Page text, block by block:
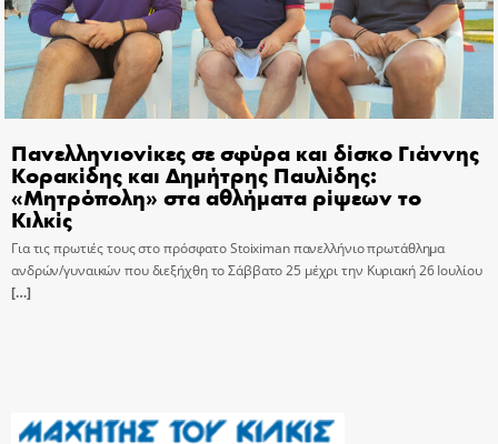
Πανελληνιονίκες σε σφύρα και δίσκο Γιάννης
Κορακίδης και Δημήτρης Παυλίδης:
«Μητρόπολη» στα αθλήματα ρίψεων το
Κιλκίς
Για τις πρωτιές τους στο πρόσφατο Stoiximan πανελλήνιο πρωτάθλημα
ανδρών/γυναικών που διεξήχθη το Σάββατο 25 μέχρι την Κυριακή 26 Ιουλίου
[…]